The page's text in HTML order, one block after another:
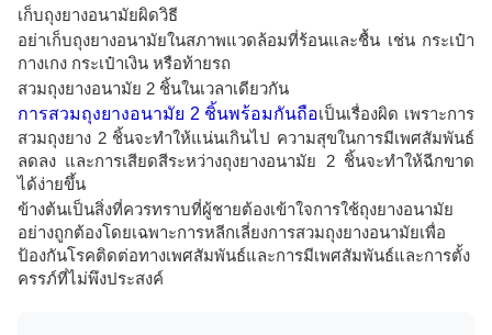
เก็บถุงยางอนามัยผิดวิธี
อย่าเก็บถุงยางอนามัยในสภาพแวดล้อมที่ร้อนและชื้น เช่น กระเป๋า
กางเกง กระเป๋าเงิน หรือท้ายรถ
สวมถุงยางอนามัย 2 ชิ้นในเวลาเดียวกัน
การสวมถุงยางอนามัย 2 ชิ้นพร้อมกันถือเป็นเรื่องผิด เพราะการ
สวมถุงยาง 2 ชิ้นจะทำให้แน่นเกินไป ความสุขในการมีเพศสัมพันธ์
ลดลง และการเสียดสีระหว่างถุงยางอนามัย 2 ชิ้นจะทำให้ฉีกขาด
ได้ง่ายขึ้น
ข้างต้นเป็นสิ่งที่ควรทราบที่ผู้ชายต้องเข้าใจการใช้ถุงยางอนามัย
อย่างถูกต้องโดยเฉพาะการหลีกเลี่ยงการสวมถุงยางอนามัยเพื่อ
ป้องกันโรคติดต่อทางเพศสัมพันธ์และการมีเพศสัมพันธ์และการตั้ง
ครรภ์ที่ไม่พึงประสงค์